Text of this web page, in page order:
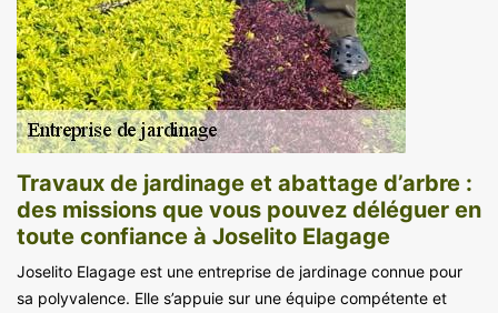
Travaux de jardinage et abattage d’arbre :
des missions que vous pouvez déléguer en
toute confiance à Joselito Elagage
Joselito Elagage est une entreprise de jardinage connue pour
sa polyvalence. Elle s’appuie sur une équipe compétente et